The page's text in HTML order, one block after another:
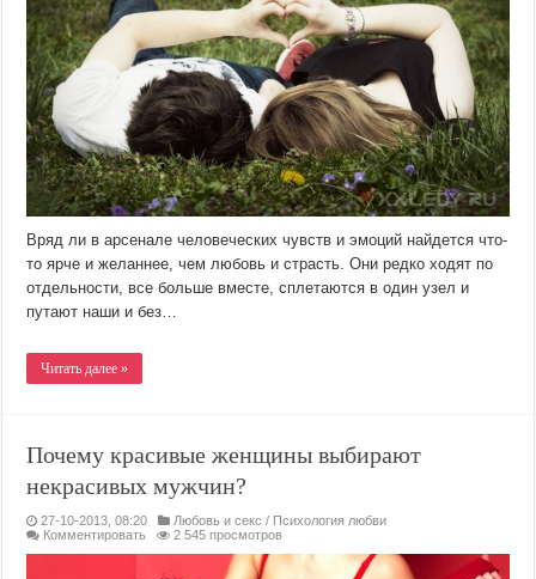
Вряд ли в арсенале человеческих чувств и эмоций найдется что-
то ярче и желаннее, чем любовь и страсть. Они редко ходят по
отдельности, все больше вместе, сплетаются в один узел и
путают наши и без…
Читать далее »
Почему красивые женщины выбирают
некрасивых мужчин?
27-10-2013, 08:20 Любовь и секс / Психология любви
Комментировать
2 545 просмотров